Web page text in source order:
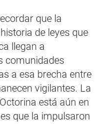
que la
de leyes que
llegan a
comunidades
a esa brecha entre
vigilantes. La
está aún en
que la impulsaron